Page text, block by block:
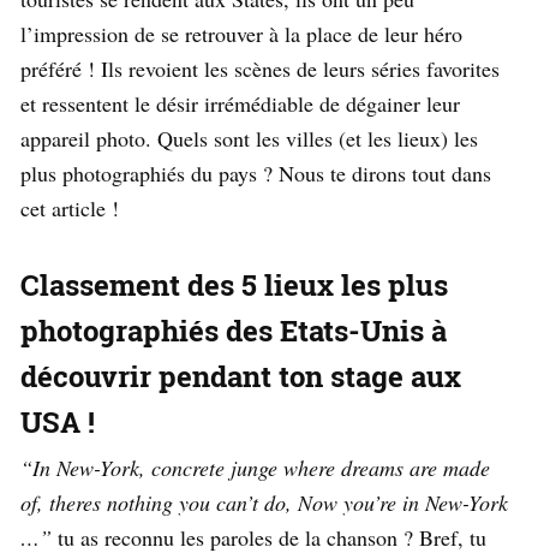
l’impression de se retrouver à la place de leur héro
préféré ! Ils revoient les scènes de leurs séries favorites
et ressentent le désir irrémédiable de dégainer leur
appareil photo. Quels sont les villes (et les lieux) les
plus photographiés du pays ? Nous te dirons tout dans
cet article !
Classement des 5 lieux les plus
photographiés des Etats-Unis à
découvrir pendant ton stage aux
USA !
“In New-York, concrete junge where dreams are made
of, theres nothing you can’t do, Now you’re in New-York
…” tu as reconnu les paroles de la chanson ? Bref, tu